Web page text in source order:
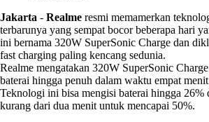
Jakarta - Realme resmi memamerkan
terbarunya yang sempat bocor beberapa hari
ini bernama 320W SuperSonic Charge dan
fast charging paling kencang sedunia.
Realme mengatakan 320W SuperSonic
baterai hingga penuh dalam waktu empat
Teknologi ini bisa mengisi baterai hingga 26%
kurang dari dua menit untuk mencapai 50%.